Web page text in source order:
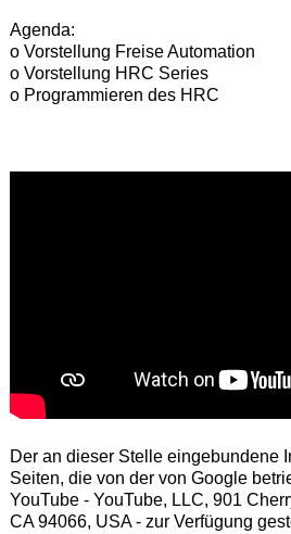
Agenda:
o Vorstellung Freise Automation
o Vorstellung HRC Series
o Programmieren des HRC
Der an dieser Stelle eingebundene
Seiten, die von der von Google
YouTube - YouTube, LLC, 901
CA 94066, USA - zur Verfügung